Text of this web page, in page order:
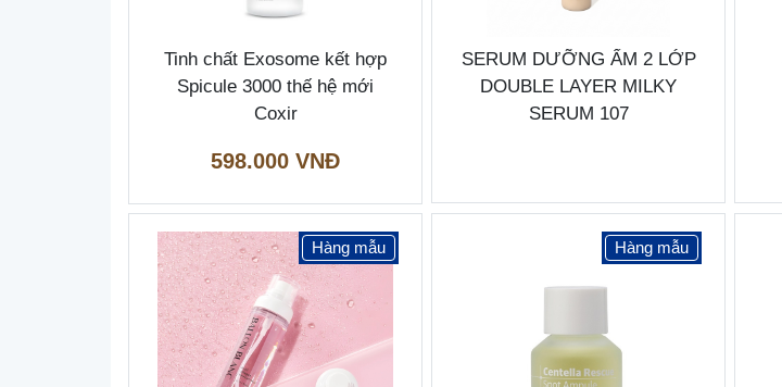
Tinh chất Exosome kết hợp
Spicule 3000 thế hệ mới
Coxir
598.000 VNĐ
SERUM DƯỠNG ẨM 2 LỚP
DOUBLE LAYER MILKY
SERUM 107
Hàng mẫu Hàng mẫu